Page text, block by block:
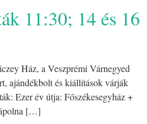
11:30; 14 és 16
Ház, a Veszprémi Várnegyed
ajándékbolt és kiállítások várják
Ezer év útja: Főszékesegyház +
[…]